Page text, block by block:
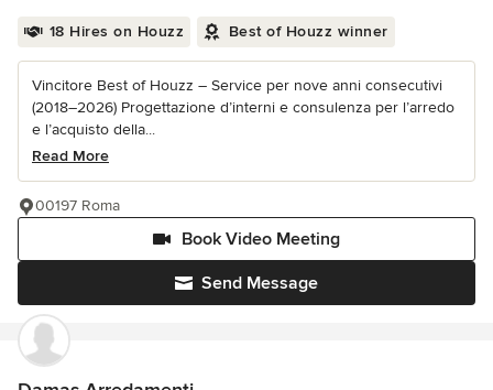
18 Hires on Houzz Best of Houzz winner
Vincitore Best of Houzz – Service per nove anni consecutivi
(2018–2026) Progettazione d’interni e consulenza per l’arredo
e l’acquisto della...
Read More
Send Message
Book Video Meeting
00197 Roma